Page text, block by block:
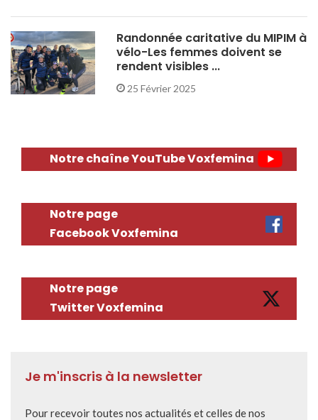
Randonnée caritative du MIPIM à
vélo-Les femmes doivent se
rendent visibles ...
25 Février 2025
Notre chaîne YouTube Voxfemina
Notre page
Facebook Voxfemina
Notre page
Twitter Voxfemina
Je m'inscris à la newsletter
Pour recevoir toutes nos actualités et celles de nos